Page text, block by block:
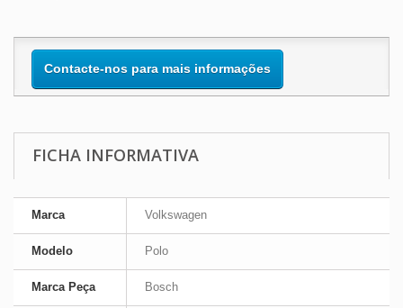
Contacte-nos para mais informações
FICHA INFORMATIVA
Marca Volkswagen
Modelo Polo
Marca Peça Bosch